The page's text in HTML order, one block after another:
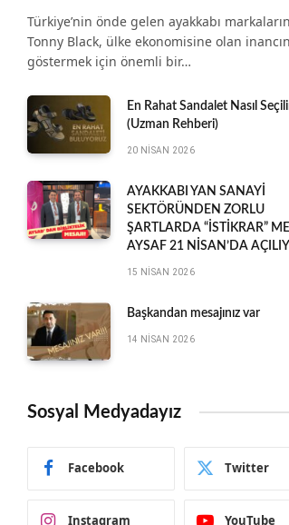
Türkiye’nin önde gelen ayakkabı
Tonny Black, ülke ekonomisine olan
göstermek için önemli bir…
En Rahat Sandalet Nasıl
(Uzman Rehberi)
20 NISAN 2026
AYAKKABI YAN SANAYİ
SEKTÖRÜNDEN ZORLU
ŞARTLARDA “İSTİKRAR”
AYSAF 21 NİSAN’DA
15 NISAN 2026
Başkandan mesajınız var
14 NISAN 2026
Sosyal Medyadayız
Facebook Twitter
Instagram YouTube